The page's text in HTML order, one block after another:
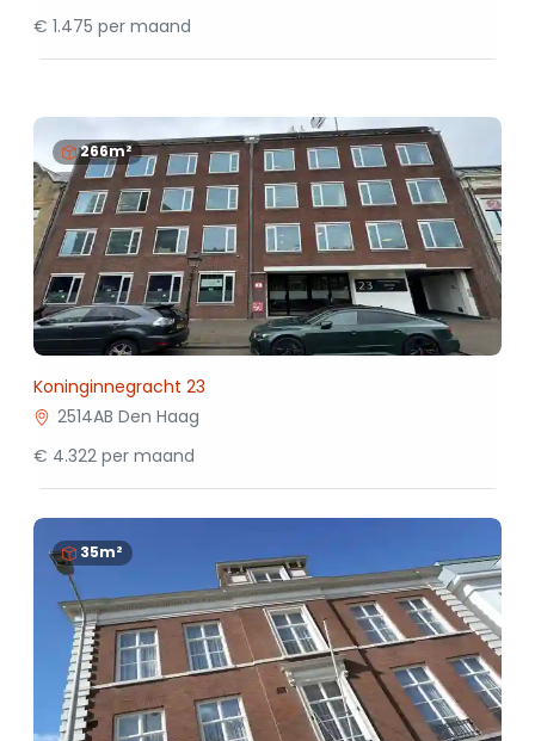
€ 1.475 per maand
266m²
Koninginnegracht 23
2514AB Den Haag
€ 4.322 per maand
35m²